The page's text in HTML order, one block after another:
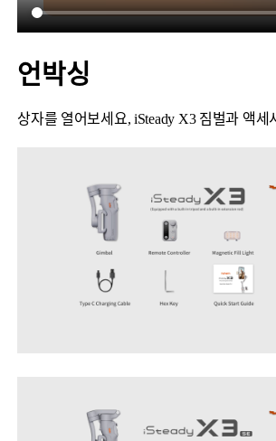
V2s
桌面云台
언박싱
상자를 열어보세요, iSteady X3 짐벌과 액세